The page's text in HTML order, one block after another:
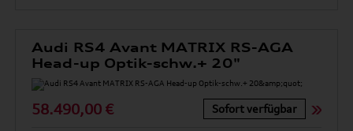
Audi RS4 Avant MATRIX RS-AGA
Head-up Optik-schw.+ 20"
58.490,00 € Sofort verfügbar